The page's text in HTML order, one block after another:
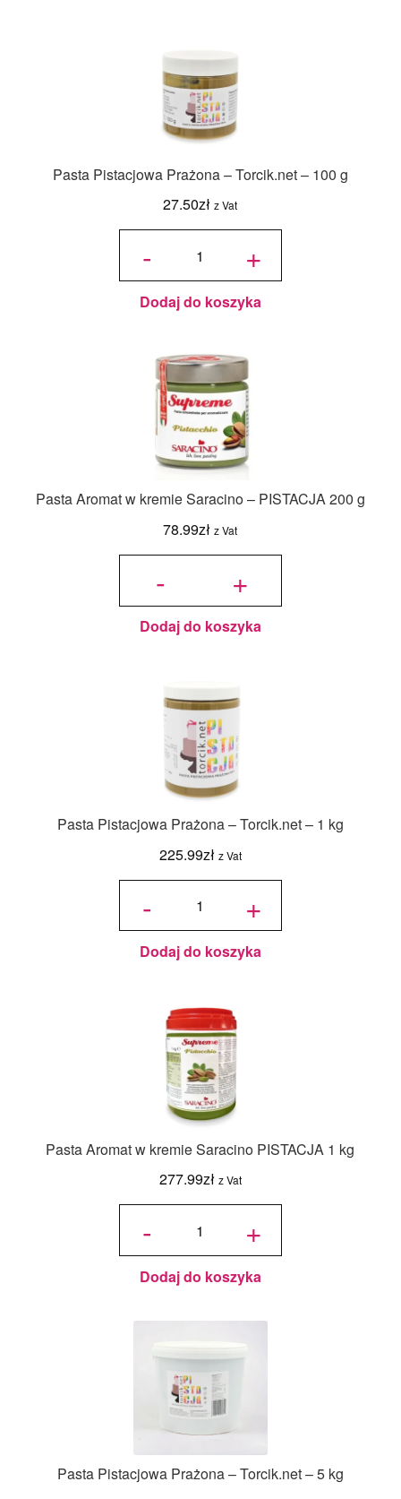
Pasta Pistacjowa Prażona – Torcik.net – 100 g
27.50zł z Vat
-
ilość Pasta
Torcik.net -
100 g +
Dodaj do koszyka
Pasta Aromat w kremie Saracino – PISTACJA 200 g
78.99zł z Vat
-
ilość
kremie
Saracino -
PISTACJA
200 g +
Dodaj do koszyka
Pasta Pistacjowa Prażona – Torcik.net – 1 kg
225.99zł z Vat
-
ilość Pasta
Torcik.net -
1 kg +
Dodaj do koszyka
Pasta Aromat w kremie Saracino PISTACJA 1 kg
277.99zł z Vat
-
ilość
kremie
Saracino
PISTACJA
1 kg +
Dodaj do koszyka
Pasta Pistacjowa Prażona – Torcik.net – 5 kg